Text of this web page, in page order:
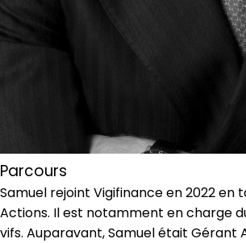
Parcours
Samuel rejoint Vigifinance en 2022 en
Actions. Il est notamment en charge
vifs. Auparavant, Samuel était Gérant